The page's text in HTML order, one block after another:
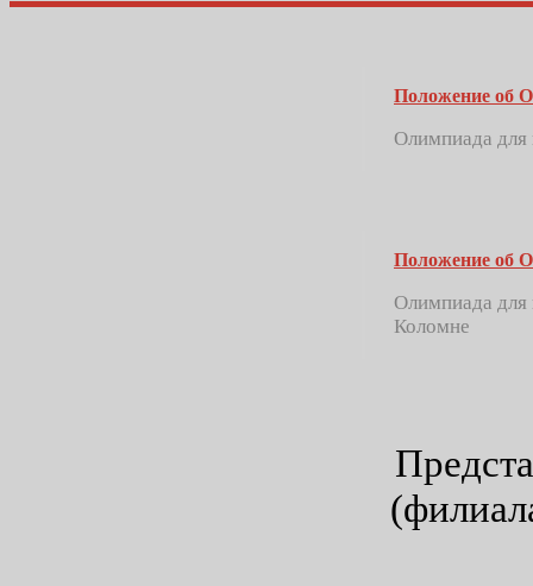
Положение об
Олимпиада для
Положение об
Олимпиада для
Коломне